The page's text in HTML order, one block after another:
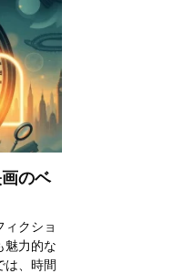
のベ
クショ
魅力的な
は、時間